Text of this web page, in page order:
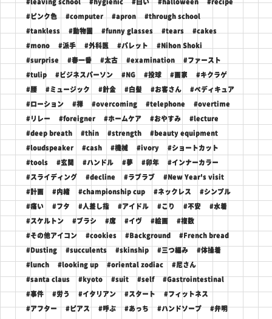
#leaving school #hygienic #白い #halloween #recipe
#ピンク色 #computer #apron #through school
#tankless #動物園 #funny glasses #tears #cakes
#mono #派手 #外科医 #パレット #Nihon Shoki
#surprise #春一番 #太古 #examination #ファースト
#tulip #ビジネスパーソン #NG #投球 #画家 #キクラゲ
#腰 #ミュージック #針金 #白髪 #お客さん #ペディキュア
#ローション #禅 #overcoming #telephone #overtime
#リレー #foreigner #ホームケア #おやすみ #lecture
#deep breath #thin #strength #beauty equipment
#loudspeaker #cash #機械 #ivory #ショートカット
#tools #玄関 #ハンドル #夢 #卯年 #インナーカラー
#スライディング #decline #ラブラブ #New Year's visit
#計画 #内緒 #championship cup #ネックレス #シンプル
#痛い #フタ #人差し指 #アイドル #こり #不安 #水着
#スケルトン #ブラシ #席 #イヴ #絵画 #複数
#その他アイコン #cookies #Background #French bread
#Dusting #succulents #skinship #三つ編み #体操着
#lunch #looking up #oriental zodiac #尼さん
#santa claus #kyoto #suit #self #Gastrointestinal
#事件 #労う #イタリアン #スタート #フィットネス
#アフター #ピアス #呼ぶ #あっち #ハンドソープ #弁明